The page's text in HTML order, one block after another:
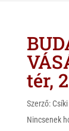
tér,
Szerző:
Nincsenek